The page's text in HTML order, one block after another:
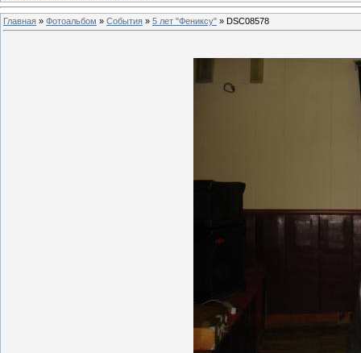
Главная » Фотоальбом » События » 5 лет "Фениксу" » DSC08578